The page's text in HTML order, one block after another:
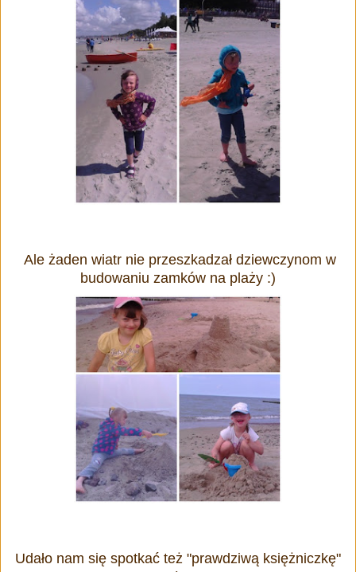
Ale żaden wiatr nie przeszkadzał dziewczynom w
budowaniu zamków na plaży :)
Udało nam się spotkać też "prawdziwą księżniczkę"